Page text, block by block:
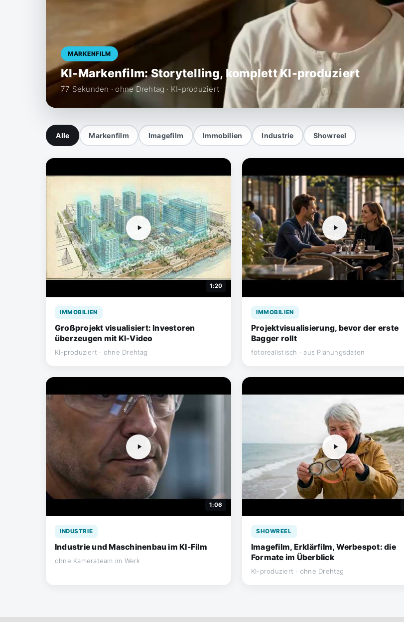
MARKENFILM
KI-Markenfilm: Storytelling, komplett KI-produziert
77 Sekunden · ohne Drehtag · KI-produziert
Alle Markenfilm Imagefilm Immobilien Industrie Showreel
1:20
IMMOBILIEN
Großprojekt visualisiert: Investoren
überzeugen mit KI-Video
KI-produziert · ohne Drehtag
IMMOBILIEN
Projektvisualisierung, bevor der erste
Bagger rollt
fotorealistisch · aus Planungsdaten
1:06
INDUSTRIE
Industrie und Maschinenbau im KI-Film
ohne Kamerateam im Werk
SHOWREEL
Imagefilm, Erklärfilm, Werbespot: die
Formate im Überblick
KI-produziert · ohne Drehtag